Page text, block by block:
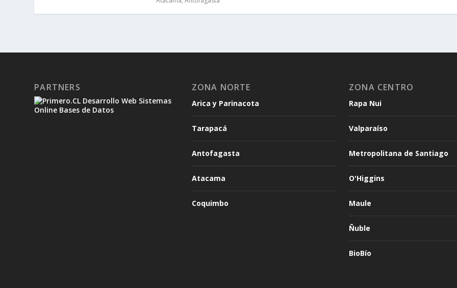
PARTNERS ZONA NORTE
Arica y Parinacota
Tarapacá
Antofagasta
Atacama
Coquimbo
ZONA CENTRO
Rapa Nui
Valparaíso
Metropolitana de Santiago
O'Higgins
Maule
Ñuble
BioBío